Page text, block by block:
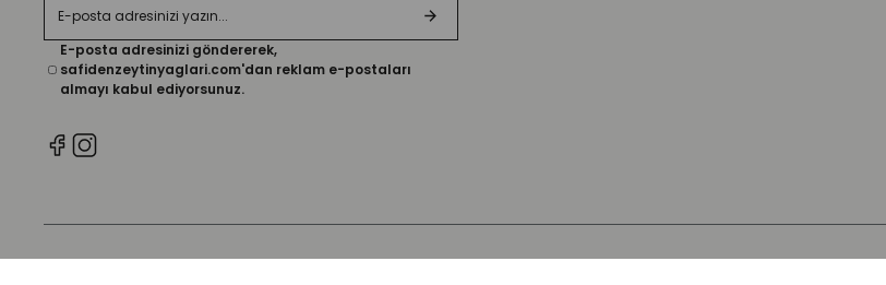
E-posta adresinizi göndererek,
safidenzeytinyaglari.com'dan reklam e-postaları
almayı kabul ediyorsunuz.